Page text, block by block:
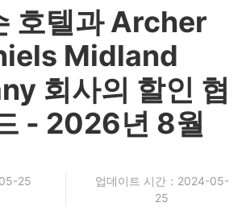
호텔과 Archer
Midland
회사의 할인 협
- 2026년 8월
25
업데이트 시간：2024-05-
25